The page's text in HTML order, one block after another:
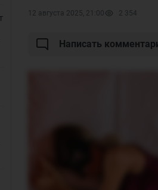
12 августа 2025, 21:00 2 354
Написать